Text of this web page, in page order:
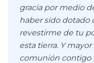
gracia por medio
haber sido dotado
revestirme de tu
esta tierra. Y
comunión contigo